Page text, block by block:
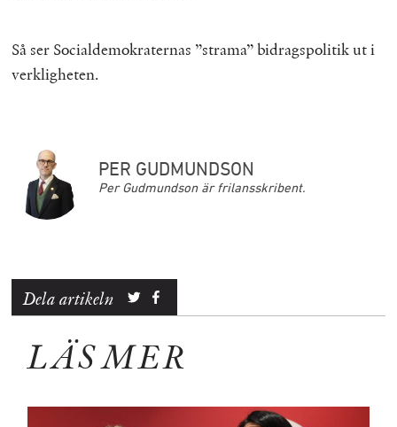
Så ser Socialdemokraternas ”strama” bidragspolitik ut i
verkligheten.
PER GUDMUNDSON
Per Gudmundson är frilansskribent.
Dela artikeln
LÄS MER